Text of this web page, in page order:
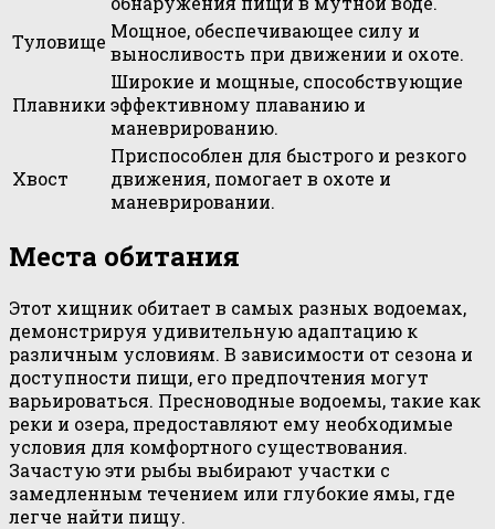
Туловище Мощное, обеспечивающее силу и
выносливость при движении и охоте.
Плавники
Широкие и мощные, способствующие
эффективному плаванию и
маневрированию.
Хвост
Приспособлен для быстрого и резкого
движения, помогает в охоте и
маневрировании.
Места обитания
Этот хищник обитает в самых разных водоемах,
демонстрируя удивительную адаптацию к
различным условиям. В зависимости от сезона и
доступности пищи, его предпочтения могут
варьироваться. Пресноводные водоемы, такие как
реки и озера, предоставляют ему необходимые
условия для комфортного существования.
Зачастую эти рыбы выбирают участки с
замедленным течением или глубокие ямы, где
легче найти пищу.